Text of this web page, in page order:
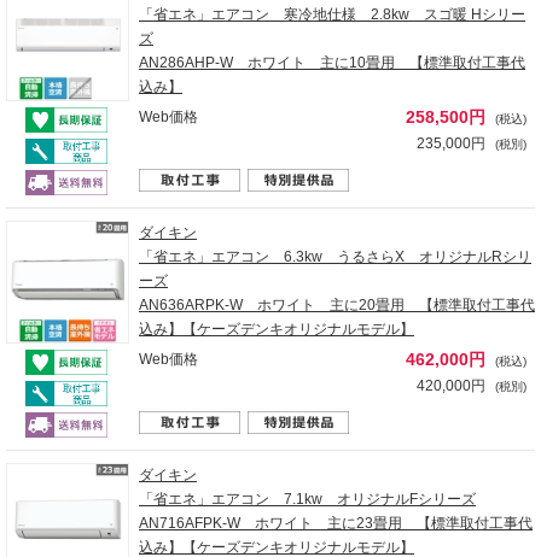
「省エネ」エアコン 寒冷地仕様 2.8kw スゴ暖 Hシリー
ズ
AN286AHP-W ホワイト 主に10畳用 【標準取付工事代
込み】
Web価格
258,500円 (税込)
235,000円 (税別)
ダイキン
「省エネ」エアコン 6.3kw うるさらX オリジナルRシリ
ーズ
AN636ARPK-W ホワイト 主に20畳用 【標準取付工事代
込み】【ケーズデンキオリジナルモデル】
Web価格
462,000円 (税込)
420,000円 (税別)
ダイキン
「省エネ」エアコン 7.1kw オリジナルFシリーズ
AN716AFPK-W ホワイト 主に23畳用 【標準取付工事代
込み】【ケーズデンキオリジナルモデル】